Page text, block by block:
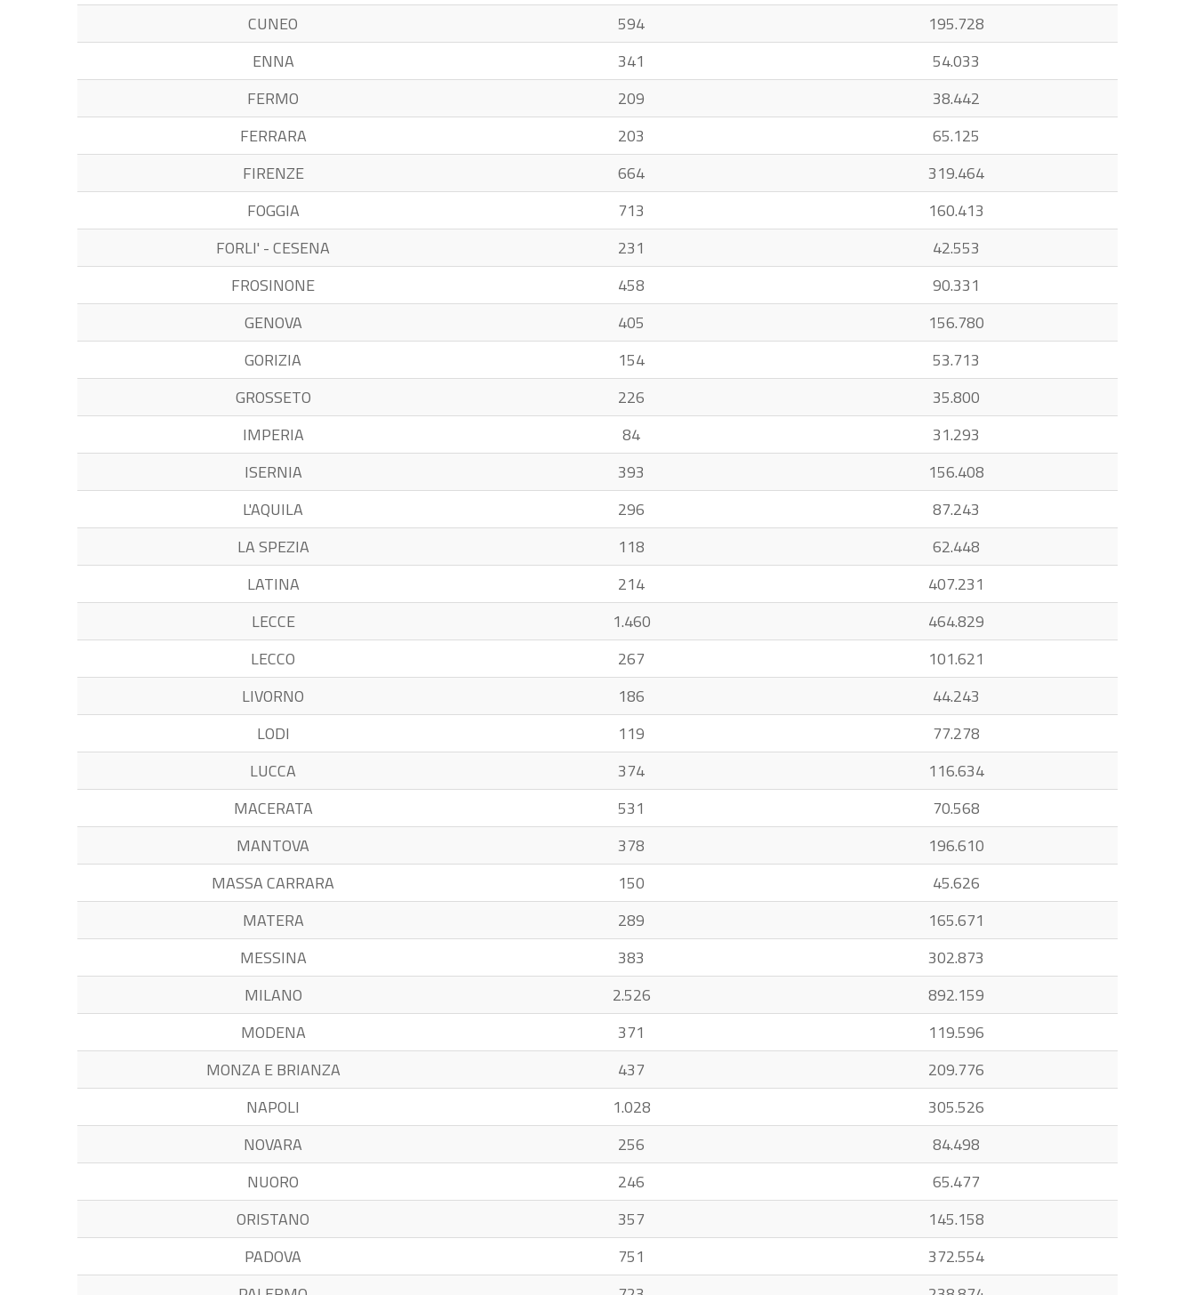
CUNEO
594
195.728
ENNA
341
54.033
FERMO
209
38.442
FERRARA
203
65.125
FIRENZE
664
319.464
FOGGIA
713
160.413
FORLI' - CESENA
231
42.553
FROSINONE
458
90.331
GENOVA
405
156.780
GORIZIA
154
53.713
GROSSETO
226
35.800
IMPERIA
84
31.293
ISERNIA
393
156.408
L'AQUILA
296
87.243
LA SPEZIA
118
62.448
LATINA
214
407.231
LECCE
1.460
464.829
LECCO
267
101.621
LIVORNO
186
44.243
LODI
119
77.278
LUCCA
374
116.634
MACERATA
531
70.568
MANTOVA
378
196.610
MASSA CARRARA
150
45.626
MATERA
289
165.671
MESSINA
383
302.873
MILANO
2.526
892.159
MODENA
371
119.596
MONZA E BRIANZA
437
209.776
NAPOLI
1.028
305.526
NOVARA
256
84.498
NUORO
246
65.477
ORISTANO
357
145.158
PADOVA
751
372.554